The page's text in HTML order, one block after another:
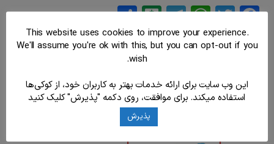
Facebook
Twitter
WhatsApp
Telegram
Balatarin
Share
This website uses cookies to improve your experience.
We'll assume you're ok with this, but you can opt-out if you
wish.
این وب سایت برای ارائه خدمات بهتر به کاربران خود، از کوکی‌ها
استفاده میکند. برای موافقت، روی دکمه "پذیرش" کلیک کنید
پذیرش